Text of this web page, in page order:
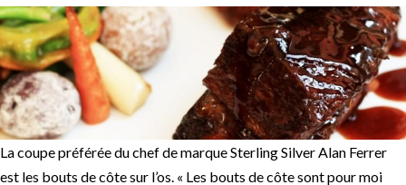
La coupe préférée du chef de marque Sterling Silver Alan Ferrer
est les bouts de côte sur l’os. « Les bouts de côte sont pour moi